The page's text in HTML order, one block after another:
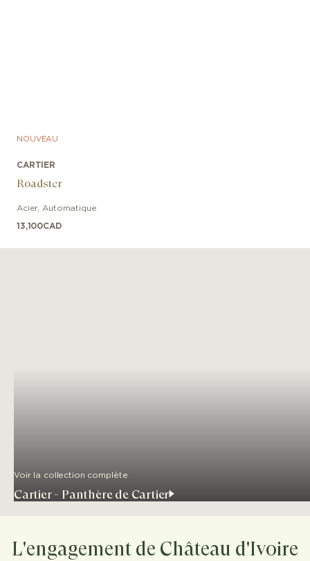
NOUVEAU
CARTIER
Roadster
Acier, Automatique
13,100CAD
Voir la collection complète
Cartier - Panthère de Cartier
L'engagement de Château d'Ivoire